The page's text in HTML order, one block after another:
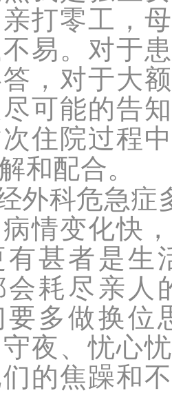
打零工，
易。对于
，对于大
可能的告
住院过程
和配合。
外科危急症
情变化快
有甚者是生
会耗尽亲人
要多做换位
夜、忧心
的焦躁和